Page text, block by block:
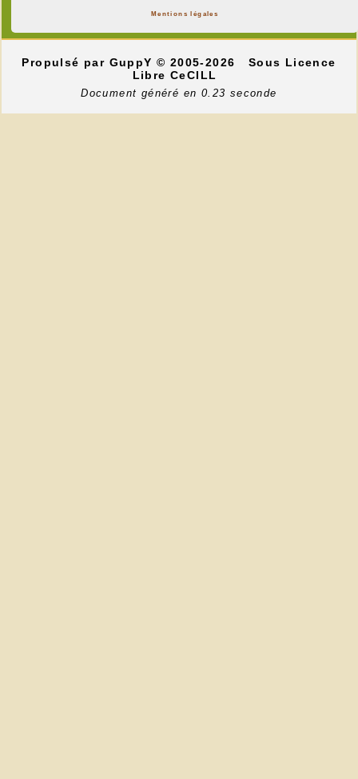
Mentions légales
Propulsé par GuppY© 2005-2026
Sous Licence
Libre CeCILL
Document généré en 0.23 seconde